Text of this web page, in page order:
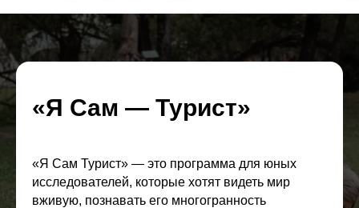
«Я Сам — Турист»
«Я Сам Турист» — это программа для юных
исследователей, которые хотят видеть мир
вживую, познавать его многогранность
ДЛЯ ВАШЕГО
РЕБЕНКА, ЕСЛИ ОН: